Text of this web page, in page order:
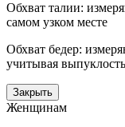
Обхват талии:
самом узком месте
Обхват бедер:
учитывая
Закрыть
Женщинам